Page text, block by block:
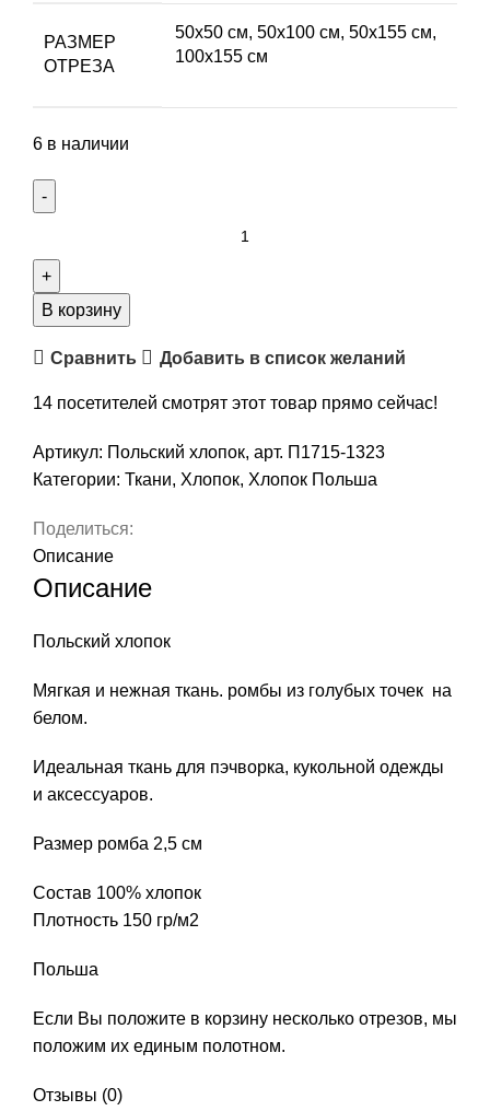
РАЗМЕР
ОТРЕЗА
50х50 см, 50х100 см, 50х155 см,
100х155 см
6 в наличии
Польский
хлопок,
точки,
арт.
П1715-
В корзину
Сравнить Добавить в список желаний
14 посетителей смотрят этот товар прямо сейчас!
Артикул: Польский хлопок, арт. П1715-1323
Категории: Ткани, Хлопок, Хлопок Польша
Поделиться:
Описание
Описание
Польский хлопок
Мягкая и нежная ткань. ромбы из голубых точек на
белом.
Идеальная ткань для пэчворка, кукольной одежды
и аксессуаров.
Размер ромба 2,5 см
Состав 100% хлопок
Плотность 150 гр/м2
Польша
Если Вы положите в корзину несколько отрезов, мы
положим их единым полотном.
Отзывы (0)